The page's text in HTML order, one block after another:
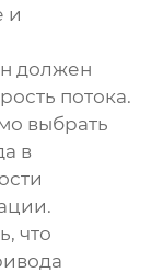
и
должен
потока.
выбрать
в
что